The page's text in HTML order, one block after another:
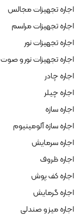
اجاره تجهیزات مجالس
اجاره تجهیزات مراسم
اجاره تجهیزات نور
اجاره تجهیزات نور و صوت
اجاره چادر
اجاره چیلر
اجاره سازه
اجاره سازه آلومینیوم
اجاره سرمایش
اجاره ظروف
اجاره کف پوش
اجاره گرمایش
اجاره میز و صندلی